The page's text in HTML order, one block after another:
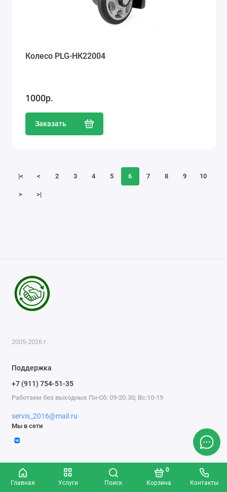
Главная Услуги Поиск Корзина
0
Контакты
Колесо PLG-НК22004
1000р.
Заказать
|< < 2 3 4 5 6 7 8 9 10
> >|
2005-2026 г
Поддержка
+7 (911) 754-51-35
Работаем без выходных Пн-Сб: 09-20.30; Вс:10-19
servis_2016@mail.ru
Мы в сети